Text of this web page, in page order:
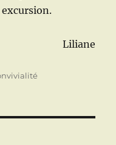
Liliane